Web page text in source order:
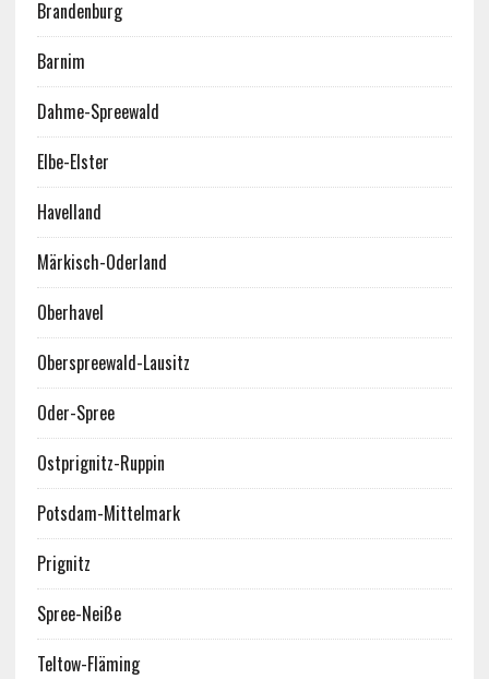
Brandenburg
Barnim
Dahme-Spreewald
Elbe-Elster
Havelland
Märkisch-Oderland
Oberhavel
Oberspreewald-Lausitz
Oder-Spree
Ostprignitz-Ruppin
Potsdam-Mittelmark
Prignitz
Spree-Neiße
Teltow-Fläming